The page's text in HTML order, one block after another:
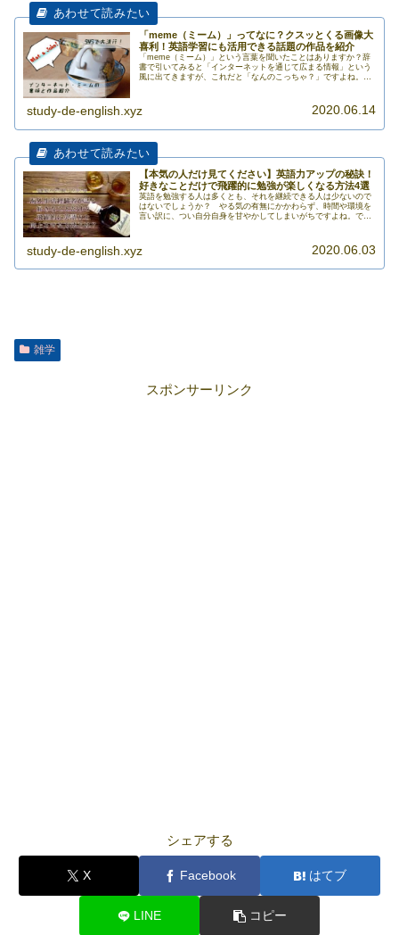
「meme（ミーム）」ってなに？クスッとくる画像大
喜利！英語学習にも活用できる話題の作品を紹介
「meme（ミーム）」という言葉を聞いたことはありますか？辞
書で引いてみると「インターネットを通じて広まる情報」という
風に出てきますが、これだと「なんのこっちゃ？」ですよね。イ
study-de-english.xyz 2020.06.14
【本気の人だけ見てください】英語力アップの秘訣！
好きなことだけで飛躍的に勉強が楽しくなる方法4選
英語を勉強する人は多くとも、それを継続できる人は少ないので
はないでしょうか？ やる気の有無にかかわらず、時間や環境を
言い訳に、つい自分自身を甘やかしてしまいがちですよね。でも
study-de-english.xyz 2020.06.03
雑学
スポンサーリンク
シェアする
X Facebook はてブ
LINE コピー